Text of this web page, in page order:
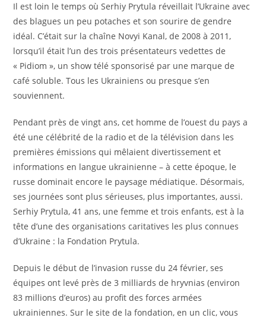
Il est loin le temps où Serhiy Prytula réveillait l’Ukraine avec
des blagues un peu potaches et son sourire de gendre
idéal. C’était sur la chaîne Novyi Kanal, de 2008 à 2011,
lorsqu’il était l’un des trois présentateurs vedettes de
« Pidiom », un show télé sponsorisé par une marque de
café soluble. Tous les Ukrainiens ou presque s’en
souviennent.
Pendant près de vingt ans, cet homme de l’ouest du pays a
été une célébrité de la radio et de la télévision dans les
premières émissions qui mêlaient divertissement et
informations en langue ukrainienne – à cette époque, le
russe dominait encore le paysage médiatique. Désormais,
ses journées sont plus sérieuses, plus importantes, aussi.
Serhiy Prytula, 41 ans, une femme et trois enfants, est à la
tête d’une des organisations caritatives les plus connues
d’Ukraine : la Fondation Prytula.
Depuis le début de l’invasion russe du 24 février, ses
équipes ont levé près de 3 milliards de hryvnias (environ
83 millions d’euros) au profit des forces armées
ukrainiennes. Sur le site de la fondation, en un clic, vous